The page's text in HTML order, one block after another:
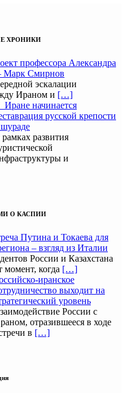
ХРОНИКИ
профессора Александра
Марк Смирнов
эскалации
Ираном и […]
начинается
русской крепости
развития
и
О КАСПИИ
Путина и Токаева для
– взгляд из Италии
России и Казахстана
момент, когда […]
иранское
выходит на
уровень
России с
отразившееся в ходе
в […]